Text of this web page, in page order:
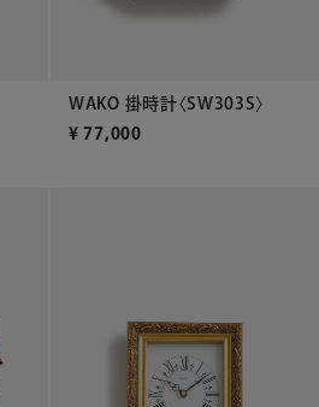
WAKO 掛時計〈SW303S〉
¥ 77,000